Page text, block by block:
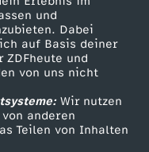
und
Dabei
auf Basis deiner
ZDFheute und
von uns nicht
Wir nutzen
anderen
Teilen von Inhalten